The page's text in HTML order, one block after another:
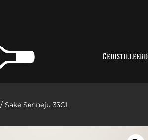
Gedistilleerd
/ Sake Senneju 33CL